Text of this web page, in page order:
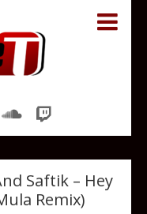
Saftik – Hey
Remix)